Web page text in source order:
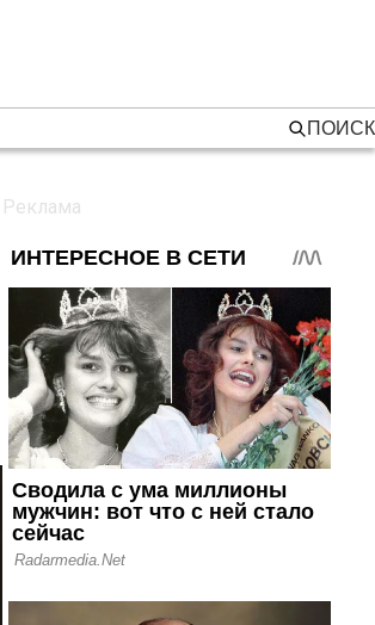
ПОИСК